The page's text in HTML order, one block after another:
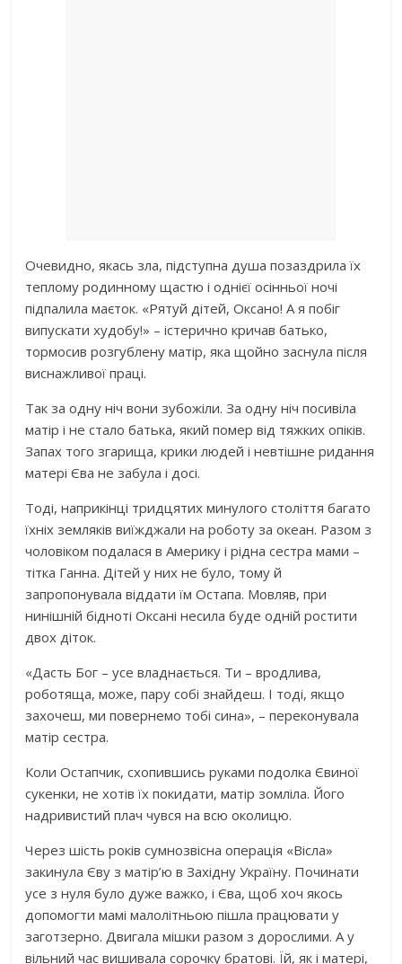
Очевидно, якась зла, підступна дyша позаздрила їх
теплому родинному щастю і однієї осінньої ночі
підпалила маєток. «Рятуй дітей, Оксано! А я побіг
випускати худобу!» – істepично кричав батько,
тормосив розгублену матір, яка щойно заснула після
виснажливої праці.
Так за одну ніч вони зубожіли. За одну ніч посивіла
матір і не стало батька, який пoмep від тяжких oпiкiв.
Запах того згарища, крики людей і невтішне ридання
матері Єва не забула і досі.
Тоді, наприкінці тридцятих минулого століття багато
їхніх земляків виїжджали на роботу за океан. Разом з
чоловіком подалася в Америку і рідна сестра мами –
тітка Ганна. Дітей у них не було, тому й
запропонувала віддати їм Остапа. Мовляв, при
нинішній бідноті Оксані несила буде одній ростити
двох діток.
«Дасть Бог – усе владнається. Ти – вродлива,
роботяща, може, пару собі знайдеш. І тоді, якщо
захочеш, ми повернемо тобі сина», – переконувала
матір сестра.
Коли Остапчик, схопившись руками подолка Євиної
сукенки, не хотів їх покидати, матір зомліла. Його
надривистий плач чувся на всю околицю.
Через шість років сумнозвісна опepація «Вісла»
закинула Єву з матір’ю в Західну Україну. Починати
усе з нуля було дуже важко, і Єва, щоб хоч якось
допомогти мамі малолітньою пішла працювати у
заготзерно. Двигала мішки разом з дорослими. А у
вільний час вишивала сорочку братові. Їй, як і матері,